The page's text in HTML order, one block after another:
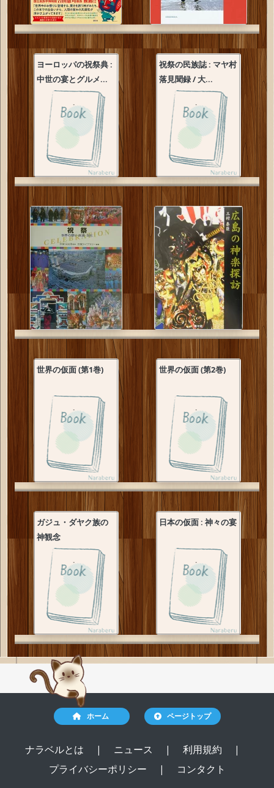
ヨーロッパの祝祭典 :
中世の宴とグルメ...
祝祭の民族誌 : マヤ村
落見聞録 / 大...
世界の仮面 (第1巻) 世界の仮面 (第2巻)
ガジュ・ダヤク族の
神観念
日本の仮面 : 神々の宴
ホーム ページトップ
ナラベルとは | ニュース | 利用規約
|
プライバシーポリシー
| コンタクト